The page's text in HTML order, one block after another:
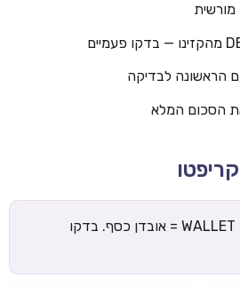
הראשונה לבדיקה
הסכום המלא
טעות בכתובת WALLET = אובדן כסף. בדקו